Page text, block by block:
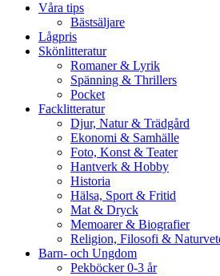
Våra tips
Bästsäljare
Lågpris
Skönlitteratur
Romaner & Lyrik
Spänning & Thrillers
Pocket
Facklitteratur
Djur, Natur & Trädgård
Ekonomi & Samhälle
Foto, Konst & Teater
Hantverk & Hobby
Historia
Hälsa, Sport & Fritid
Mat & Dryck
Memoarer & Biografier
Religion, Filosofi &
Barn- och Ungdom
Pekböcker 0-3 år